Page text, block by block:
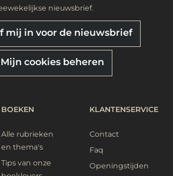
nieuwsbrief.
mij in voor de nieuwsbrief
Mijn cookies beheren
BOEKEN
Alle rubrieken
en thema's
Tips van onze
KLANTENSERVICE
Contact
Faq
Openingstijden